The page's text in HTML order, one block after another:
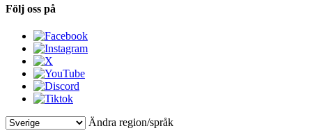
Följ oss på
Ändra region/språk